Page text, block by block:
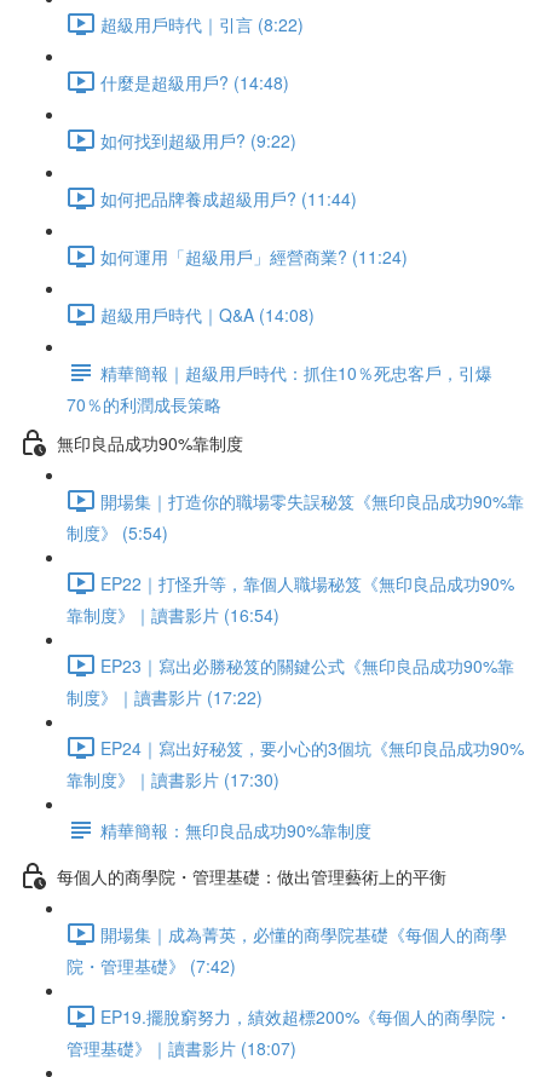
超級用戶時代｜引言 (8:22)
什麼是超級用戶? (14:48)
如何找到超級用戶? (9:22)
如何把品牌養成超級用戶? (11:44)
如何運用「超級用戶」經營商業? (11:24)
超級用戶時代｜Q&A (14:08)
精華簡報｜超級用戶時代：抓住10％死忠客戶，引爆
70％的利潤成長策略
無印良品成功90%靠制度
開場集｜打造你的職場零失誤秘笈《無印良品成功90%靠
制度》 (5:54)
EP22｜打怪升等，靠個人職場秘笈《無印良品成功90%
靠制度》｜讀書影片 (16:54)
EP23｜寫出必勝秘笈的關鍵公式《無印良品成功90%靠
制度》｜讀書影片 (17:22)
EP24｜寫出好秘笈，要小心的3個坑《無印良品成功90%
靠制度》｜讀書影片 (17:30)
精華簡報：無印良品成功90%靠制度
每個人的商學院・管理基礎：做出管理藝術上的平衡
開場集｜成為菁英，必懂的商學院基礎《每個人的商學
院・管理基礎》 (7:42)
EP19.擺脫窮努力，績效超標200%《每個人的商學院・
管理基礎》｜讀書影片 (18:07)